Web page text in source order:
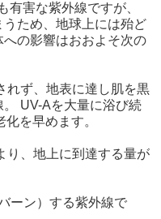
有害な紫外線ですが、
ため、地球上には殆ど
の影響はおおよそ次の
れず、地表に達し肌を黒
UV-Aを大量に浴び続
を早めます。
り、地上に到達する量が
ーン）する紫外線で